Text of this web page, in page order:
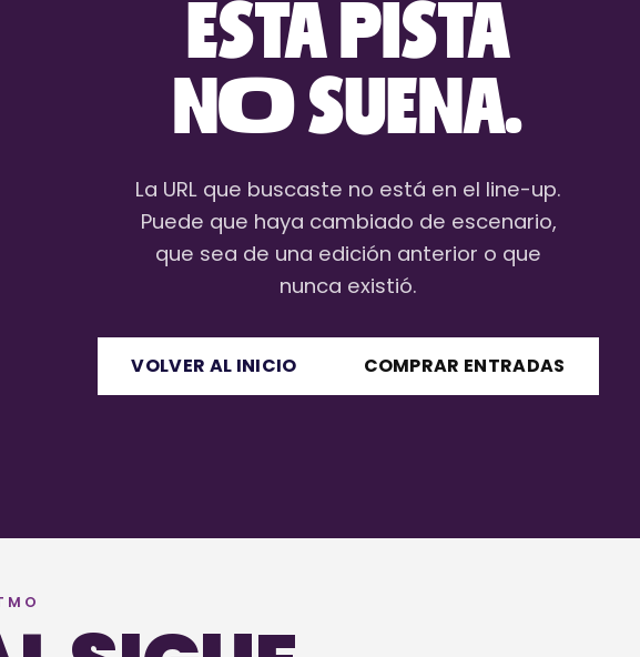
ESTA PISTA
NO SUENA.
La URL que buscaste no está en el line-up.
Puede que haya cambiado de escenario,
que sea de una edición anterior o que
nunca existió.
VOLVER AL INICIO COMPRAR ENTRADAS